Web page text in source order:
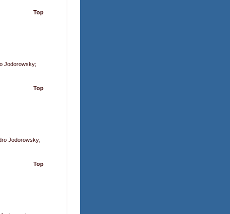
Top
Jodorowsky;
Top
Jodorowsky;
Top